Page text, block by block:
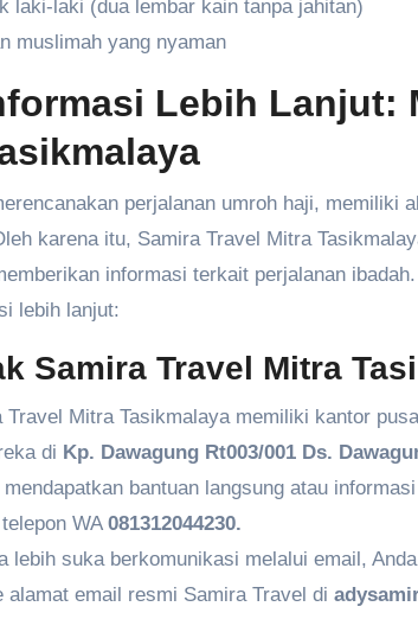
laki-laki (dua lembar kain tanpa jahitan)
muslimah yang nyaman
Lebih Lanjut:
perjalanan umroh haji, memiliki
karena itu, Samira Travel Mitra
informasi terkait perjalanan
lebih lanjut:
Samira Travel Mitra
Travel Mitra Tasikmalaya memiliki kantor
di Kp. Dawagung Rt003/001 Ds.
bantuan langsung atau
WA 081312044230.
lebih suka berkomunikasi melalui email,
alamat email resmi Samira Travel di